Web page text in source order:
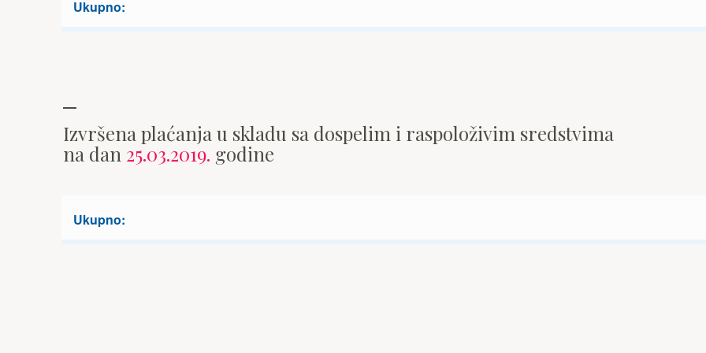
Ukupno:
Izvršena plaćanja u skladu sa dospelim i raspoloživim sredstvima
na dan 25.03.2019. godine
Ukupno: